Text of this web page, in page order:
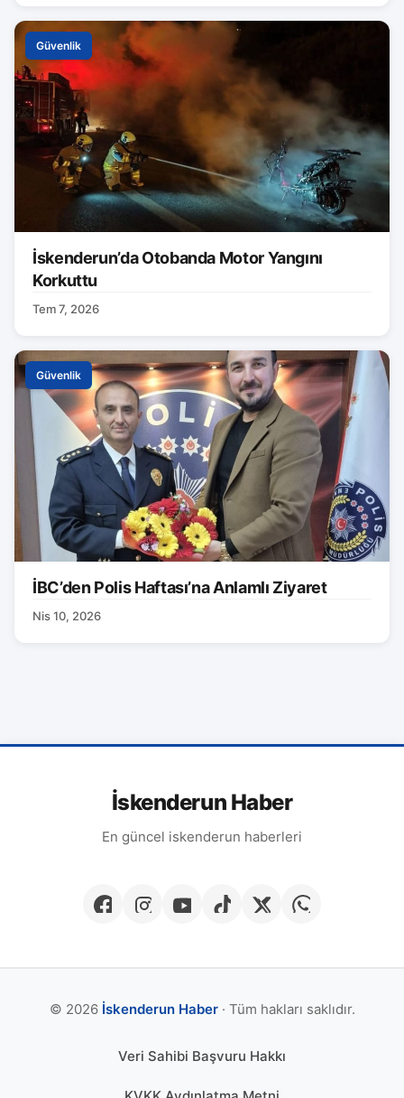
Güvenlik
İskenderun’da Otobanda Motor Yangını
Korkuttu
Tem 7, 2026
Güvenlik
İBC’den Polis Haftası’na Anlamlı Ziyaret
Nis 10, 2026
İskenderun Haber
En güncel iskenderun haberleri
© 2026 İskenderun Haber· Tüm hakları saklıdır.
Veri Sahibi Başvuru Hakkı